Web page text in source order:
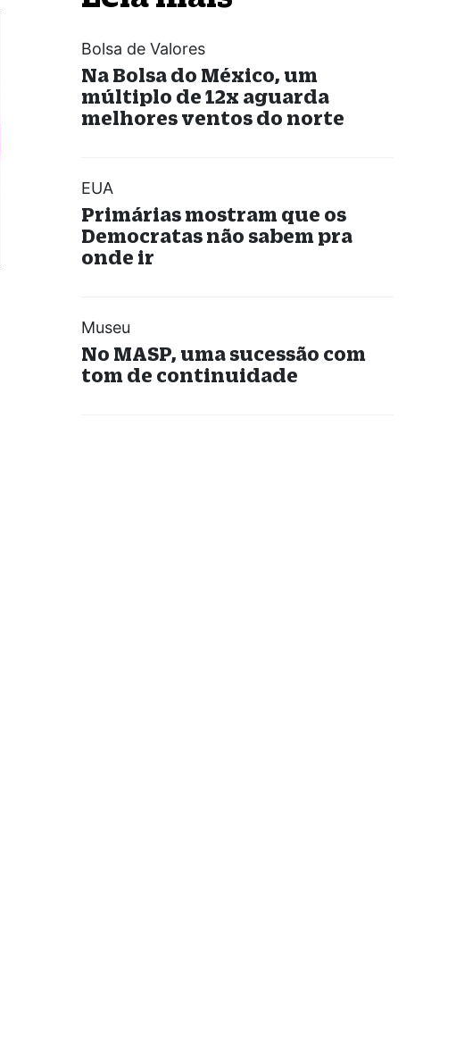
Bolsa de Valores
Na Bolsa do México, um
múltiplo de 12x aguarda
melhores ventos do norte
EUA
Primárias mostram que os
Democratas não sabem pra
onde ir
Museu
No MASP, uma sucessão com
tom de continuidade